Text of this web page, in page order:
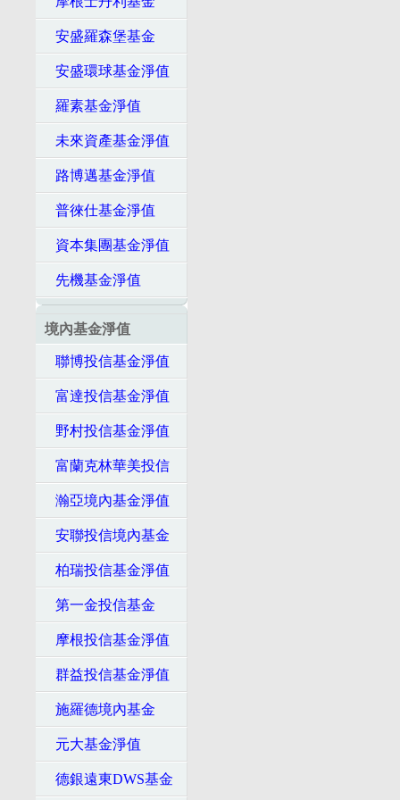
安盛羅森堡基金
安盛環球基金淨值
羅素基金淨值
未來資產基金淨值
路博邁基金淨值
普徠仕基金淨值
資本集團基金淨值
先機基金淨值
境內基金淨值
聯博投信基金淨值
富達投信基金淨值
野村投信基金淨值
富蘭克林華美投信
瀚亞境內基金淨值
安聯投信境內基金
柏瑞投信基金淨值
第一金投信基金
摩根投信基金淨值
群益投信基金淨值
施羅德境內基金
元大基金淨值
德銀遠東DWS基金